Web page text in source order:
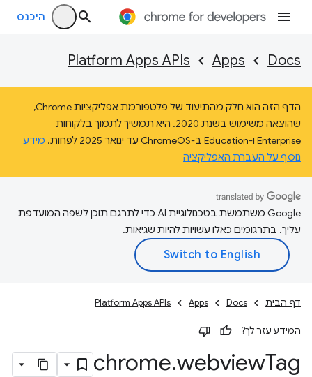
היכנס
Docs
Apps
Platform Apps APIs
הדף הזה הוא חלק מהתיעוד של פלטפורמת אפליקציות Chrome,
שהוצאה משימוש בשנת 2020. היא תמשיך לתמוך בלקוחות
Enterprise ו-Education ב-ChromeOS עד ינואר 2025 לפחות.
מידע
נוסף על העברת האפליקציה
‫Google משתמשת בטכנולוגיית AI כדי לתרגם תוכן לשפה המועדפת
עליך. בתרגומים כאלו עשויות להיות שגיאות.
דף הבית Docs
Apps
Platform Apps APIs
המידע עזר לך?
chrome.webviewTag